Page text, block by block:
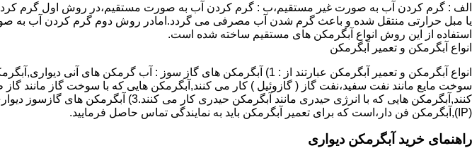
الف : گرم کردن آب به صورت غیر مستقیم،ب : گرم کردن آب به صورت مستقیم،در روش اول گرم
یا مبل حرارتی منتقل شده و باعث گرم شدن آب مصرفی می گردد.امادر روش دوم گرم کردن آب به
استفاده از این روش انواع آبگرمکن های مستقیم ساخته شده است.
انواع آبگرمکن و تعمیر آبگرمکن
سوخت مایع مانند نفت سفید،نفت گاز ( گازوئیل ) کار می کنند,آبگرمکن هایی که با سوخت گاز مانند
کنند,آبگرمکن هایی که با انرژی حیدری
(IP),آبگرمکن فن دار،است که برای تعمیر آبگرمکن باید به نمایندگی تماس حاصل فرمایید.
راهنمای خرید آبگرمکن دیواری